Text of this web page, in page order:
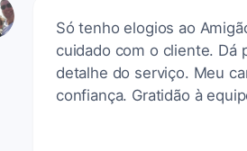
Só tenho elogios ao
cuidado com o cliente. Dá
detalhe do serviço. Meu
confiança. Gratidão à